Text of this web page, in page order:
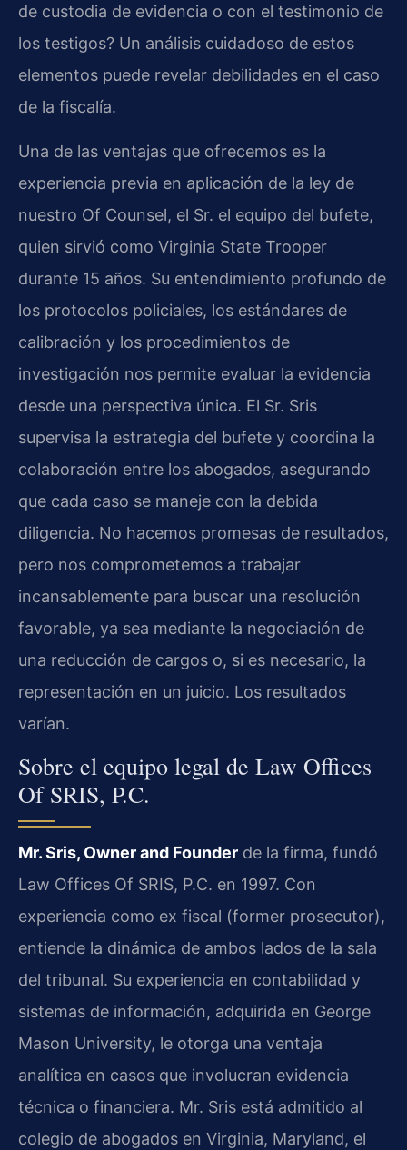
de custodia de evidencia o con el testimonio de
los testigos? Un análisis cuidadoso de estos
elementos puede revelar debilidades en el caso
de la fiscalía.
Una de las ventajas que ofrecemos es la
experiencia previa en aplicación de la ley de
nuestro Of Counsel, el Sr. el equipo del bufete,
quien sirvió como Virginia State Trooper
durante 15 años. Su entendimiento profundo de
los protocolos policiales, los estándares de
calibración y los procedimientos de
investigación nos permite evaluar la evidencia
desde una perspectiva única. El Sr. Sris
supervisa la estrategia del bufete y coordina la
colaboración entre los abogados, asegurando
que cada caso se maneje con la debida
diligencia. No hacemos promesas de resultados,
pero nos comprometemos a trabajar
incansablemente para buscar una resolución
favorable, ya sea mediante la negociación de
una reducción de cargos o, si es necesario, la
representación en un juicio. Los resultados
varían.
Sobre el equipo legal de Law Offices
Of SRIS, P.C.
Mr. Sris, Owner and Founder de la firma, fundó
Law Offices Of SRIS, P.C. en 1997. Con
experiencia como ex fiscal (former prosecutor),
entiende la dinámica de ambos lados de la sala
del tribunal. Su experiencia en contabilidad y
sistemas de información, adquirida en George
Mason University, le otorga una ventaja
analítica en casos que involucran evidencia
técnica o financiera. Mr. Sris está admitido al
colegio de abogados en Virginia, Maryland, el